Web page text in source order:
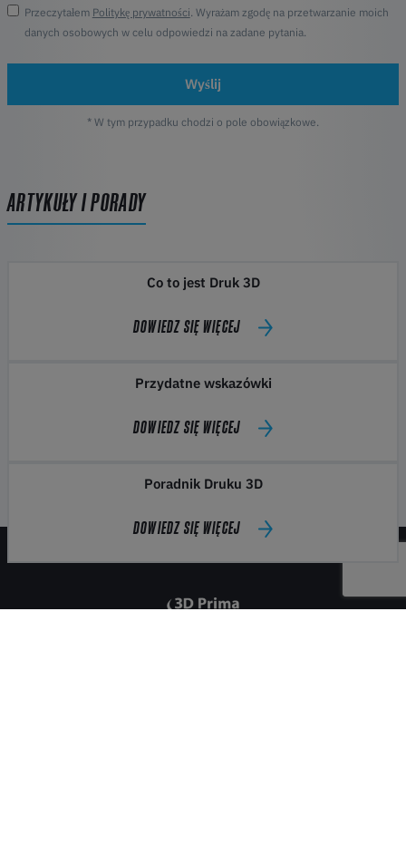
Przeczytałem Politykę prywatności. Wyrażam zgodę na przetwarzanie moich
danych osobowych w celu odpowiedzi na zadane pytania.
Wyślij
* W tym przypadku chodzi o pole obowiązkowe.
ARTYKUŁY I PORADY
Co to jest Druk 3D
DOWIEDZ SIĘ WIĘCEJ
Przydatne wskazówki
DOWIEDZ SIĘ WIĘCEJ
Poradnik Druku 3D
DOWIEDZ SIĘ WIĘCEJ